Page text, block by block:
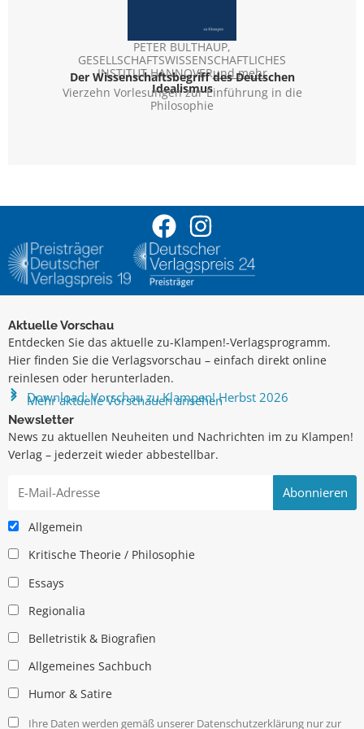
PETER BULTHAUP,
GESELLSCHAFTSWISSENSCHAFTLICHES
INSTITUT HANNOVERund mehr
Der Wissenschaftsbegriff des Deutschen
Idealismus
Vierzehn Vorlesungen zur Einführung in die
Philosophie
Aktuelle Vorschau
Entdecken Sie das aktuelle zu-Klampen!-Verlagsprogramm.
Hier finden Sie die Verlagsvorschau – einfach direkt online
reinlesen oder herunterladen.
Download: Vorschau zu Klampen! Herbst 2026
Mehr aktuelle Vorschauen ansehen
Newsletter
News zu aktuellen Neuheiten und Nachrichten im zu Klampen!
Verlag – jederzeit wieder abbestellbar.
Allgemein
Kritische Theorie / Philosophie
Essays
Regionalia
Belletristik & Biografien
Allgemeines Sachbuch
Humor & Satire
Ihre Daten werden gemäß unserer Datenschutzerklärung nur zur